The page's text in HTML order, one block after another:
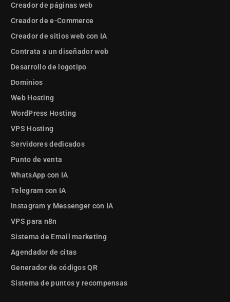
Creador de páginas web
Creador de e-Commerce
Creador de sitios web con IA
Contrata a un diseñador web
Desarrollo de logotipo
Dominios
Web Hosting
WordPress Hosting
VPS Hosting
Servidores dedicados
Punto de venta
WhatsApp con IA
Telegram con IA
Instagram y Messenger con IA
VPS para n8n
Sistema de Email marketing
Agendador de citas
Generador de códigos QR
Sistema de puntos y recompensas